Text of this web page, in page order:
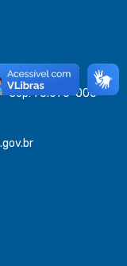
– Cep: 78.670-000